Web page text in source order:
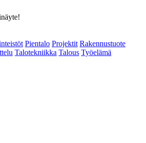
Pientalo Projektit Rakennustuote
Talotekniikka Talous Työelämä